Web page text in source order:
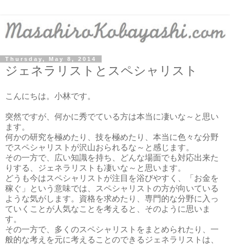
Thursday, May 8, 2014
ジェネラリストとスペシャリスト
こんにちは。小林です。
突然ですが、何かに秀でている方は本当に凄いな～と思い
ます。
何かの研究を極めたり、技を極めたり、本当に色々な分野
でスペシャリストが沢山おられるな～と感じます。
その一方で、広い知識を持ち、どんな場面でも対応出来た
りする、ジェネラリストも凄いな～と思います。
どうも今はスペシャリストが注目を浴びやすく、「お金を
稼ぐ」という意味では、スペシャリストの方が向いている
ような気がします。資格を求めたり、専門的な分野に入っ
ていくことが人気なことを考えると、そのように思いま
す。
その一方で、多くのスペシャリストをまとめられたり、一
般的な考えを元に考えることのできるジェネラリストは、